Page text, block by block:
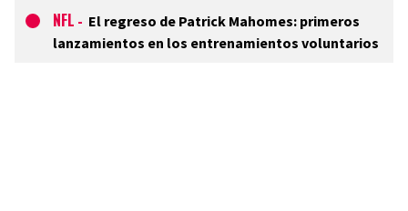
NFL - El regreso de Patrick Mahomes: primeros
lanzamientos en los entrenamientos voluntarios